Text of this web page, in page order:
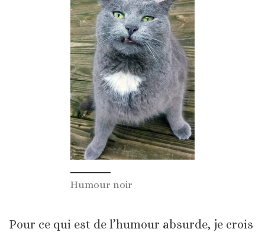
Humour noir
Pour ce qui est de l’humour absurde, je crois